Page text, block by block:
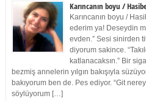
Karıncanın boyu /
Karıncanın boyu /
ederim ya! Deseydin
evden.” Sesi sinirden
diyorum sakince.
katlanacaksın.” Bir
bezmiş annelerin yılgın bakışıyla
bakıyorum ben de. Pes ediyor. “Git
söylüyorum […]